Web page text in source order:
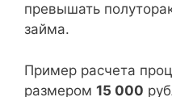
превышать
займа.
Пример расчета
размером 15 000